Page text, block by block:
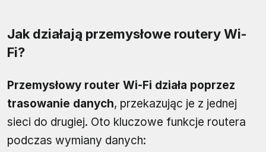
Jak działają przemysłowe routery Wi-
Fi?
Przemysłowy router Wi-Fi działa poprzez
trasowanie danych, przekazując je z jednej
sieci do drugiej. Oto kluczowe funkcje routera
podczas wymiany danych: